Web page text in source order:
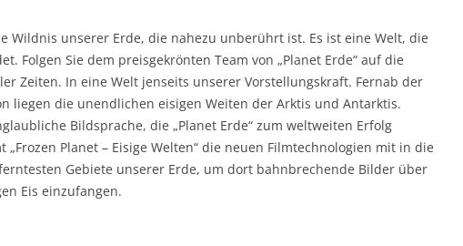
Wildnis unserer Erde, die nahezu unberührt ist. Es ist eine Welt, die
Folgen Sie dem preisgekrönten Team von „Planet Erde“ auf die
Zeiten. In eine Welt jenseits unserer Vorstellungskraft. Fernab der
liegen die unendlichen eisigen Weiten der Arktis und Antarktis.
Bildsprache, die „Planet Erde“ zum weltweiten Erfolg
Planet – Eisige Welten“ die neuen Filmtechnologien mit in die
Gebiete unserer Erde, um dort bahnbrechende Bilder über
Eis einzufangen.